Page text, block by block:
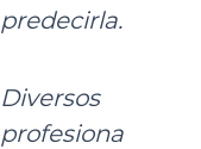
predecirla.
Diversos
profesiona